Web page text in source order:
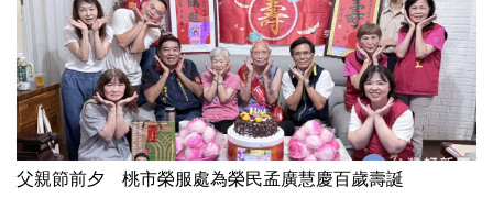
父親節前夕 桃市榮服處為榮民孟廣慧慶百歲壽誕